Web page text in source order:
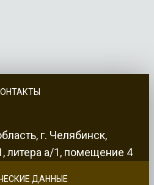
г. Челябинск,
литера а/1, помещение 4
ДАННЫЕ